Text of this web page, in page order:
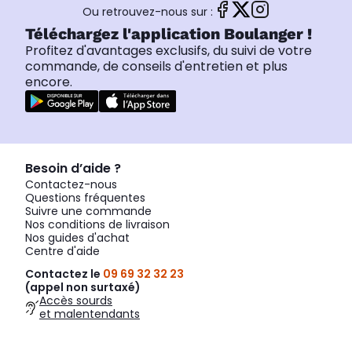
Ou retrouvez-nous sur :
Téléchargez l'application Boulanger !
Profitez d'avantages exclusifs, du suivi de votre
commande, de conseils d'entretien et plus
encore.
Besoin d’aide ?
Contactez-nous
Questions fréquentes
Suivre une commande
Nos conditions de livraison
Nos guides d'achat
Centre d'aide
Contactez le 09 69 32 32 23
(appel non surtaxé)
Accès sourds
et malentendants